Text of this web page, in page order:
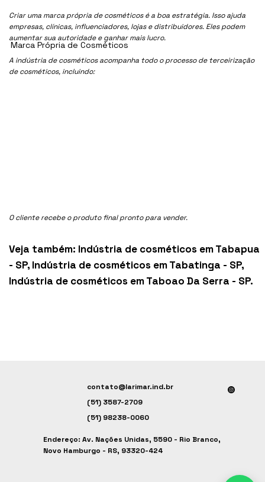
Criar uma marca própria de cosméticos é a boa estratégia. Isso ajuda
empresas, clínicas, influenciadores, lojas e distribuidores. Eles podem
aumentar sua autoridade e ganhar mais lucro.
A indústria de cosméticos acompanha todo o processo de terceirização
de cosméticos, incluindo:
O cliente recebe o produto final pronto para vender.
Veja também: Indústria de cosméticos em Tabapua
- SP, Indústria de cosméticos em Tabatinga - SP,
Indústria de cosméticos em Taboao Da Serra - SP.
Marca Própria de Cosméticos
contato@larimar.ind.br
(51) 3587-2709
(51) 98238-0060
Endereço: Av. Nações Unidas, 5590 - Rio Branco,
Novo Hamburgo - RS, 93320-424